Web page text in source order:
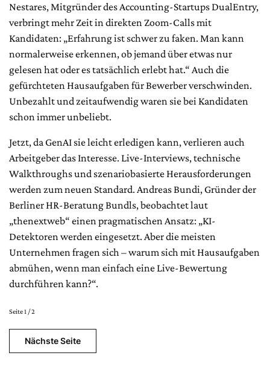
Nestares, Mitgründer des Accounting-Startups DualEntry,
verbringt mehr Zeit in direkten Zoom-Calls mit
Kandidaten: „Erfahrung ist schwer zu faken. Man kann
normalerweise erkennen, ob jemand über etwas nur
gelesen hat oder es tatsächlich erlebt hat.“ Auch die
gefürchteten Hausaufgaben für Bewerber verschwinden.
Unbezahlt und zeitaufwendig waren sie bei Kandidaten
schon immer unbeliebt.
Jetzt, da GenAI sie leicht erledigen kann, verlieren auch
Arbeitgeber das Interesse. Live-Interviews, technische
Walkthroughs und szenariobasierte Herausforderungen
werden zum neuen Standard. Andreas Bundi, Gründer der
Berliner HR-Beratung Bundls, beobachtet laut
„thenextweb“ einen pragmatischen Ansatz: „KI-
Detektoren werden eingesetzt. Aber die meisten
Unternehmen fragen sich – warum sich mit Hausaufgaben
abmühen, wenn man einfach eine Live-Bewertung
durchführen kann?“.
Seite 1 / 2
Nächste Seite